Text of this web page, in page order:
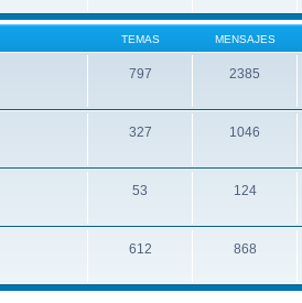
TEMAS MENSAJES
797 2385
327 1046
53 124
612 868